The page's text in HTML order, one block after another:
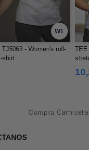
W1
- Women's roll-
shirt
TEE
Compra